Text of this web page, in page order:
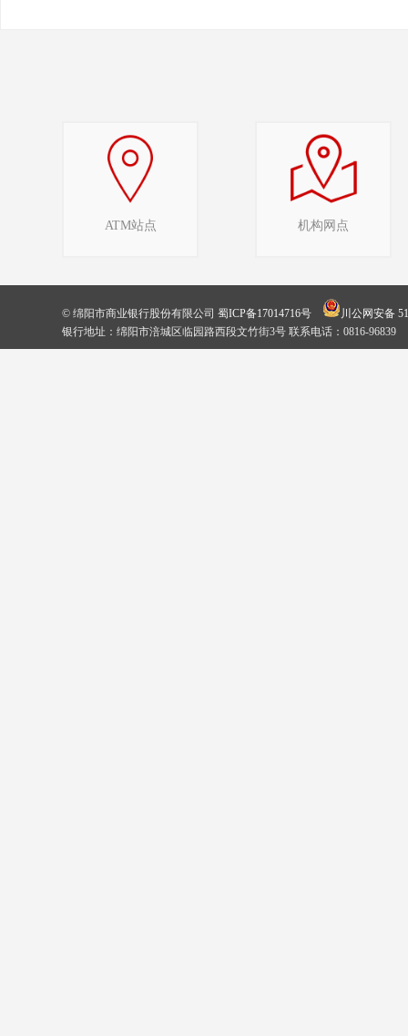
ATM站点 机构网点
© 绵阳市商业银行股份有限公司 蜀ICP备17014716号
川公网安备
银行地址：绵阳市涪城区临园路西段文竹街3号 联系电话：0816-96839